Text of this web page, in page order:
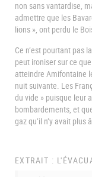
non sans vantardise,
admettre que les
lions », ont perdu le
Ce n’est pourtant pas
peut ironiser sur ce
atteindre Amifontaine
nuit suivante. Les
du vide » puisque leur
bombardements, et
gaz qu’il n’y avait plus
EXTRAIT :